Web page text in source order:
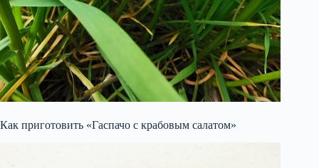
Как приготовить «Гаспачо с крабовым салатом»